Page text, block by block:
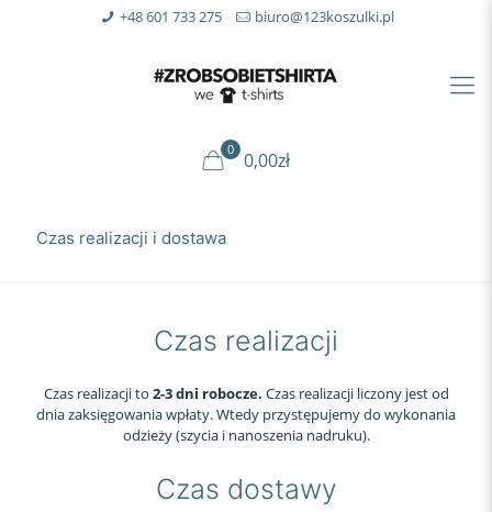
+48 601 733 275 biuro@123koszulki.pl
0 0,00zł
Czas realizacji i dostawa
Czas realizacji
Czas realizacji to 2-3 dni robocze. Czas realizacji liczony jest od
dnia zaksięgowania wpłaty. Wtedy przystępujemy do wykonania
odzieży (szycia i nanoszenia nadruku).
Czas dostawy